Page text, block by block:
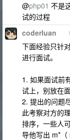
@php01 不是
试的过程
coderluan
下面经验只针
进行面试。
1. 如果面试前
试上，别放在
2. 提出的问题
此考察对方的
排序，一些人
导他写出 m*